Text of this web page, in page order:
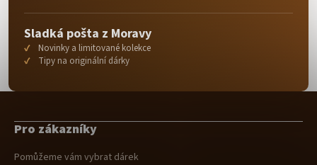
Sladká pošta z Moravy
Novinky a limitované kolekce
Tipy na originální dárky
Pro zákazníky
Pomůžeme vám vybrat dárek